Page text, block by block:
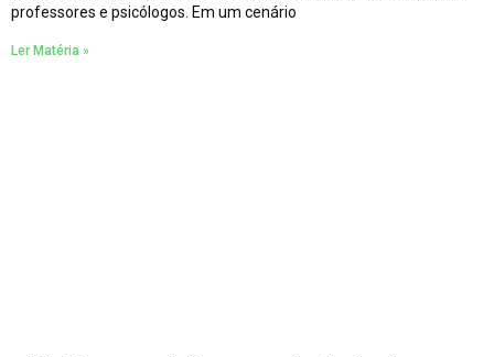
professores e psicólogos. Em um cenário
Ler Matéria »